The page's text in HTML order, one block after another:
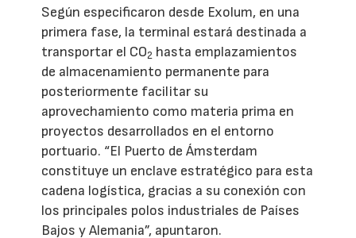
Según especificaron desde Exolum, en una
primera fase, la terminal estará destinada a
transportar el CO2 hasta emplazamientos
de almacenamiento permanente para
posteriormente facilitar su
aprovechamiento como materia prima en
proyectos desarrollados en el entorno
portuario. “El Puerto de Ámsterdam
constituye un enclave estratégico para esta
cadena logística, gracias a su conexión con
los principales polos industriales de Países
Bajos y Alemania”, apuntaron.